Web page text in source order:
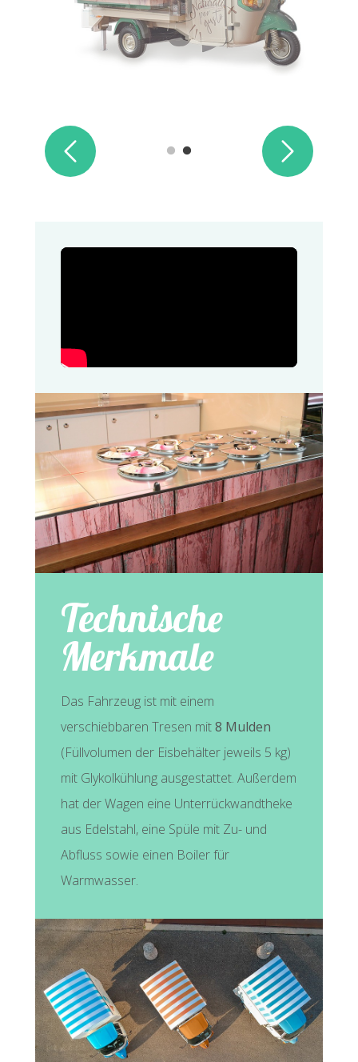
Technische
Merkmale
Das Fahrzeug ist mit einem
verschiebbaren Tresen mit8 Mulden
(Füllvolumen der Eisbehälter jeweils 5 kg)
mit Glykolkühlung ausgestattet. Außerdem
hat der Wagen eine Unterrückwandtheke
aus Edelstahl, eine Spüle mit Zu- und
Abfluss sowie einen Boiler für
Warmwasser.